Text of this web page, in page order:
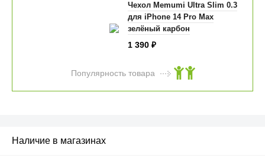
Чехол Memumi Ultra Slim 0.3
для iPhone 14 Pro Max
зелёный карбон
1 390 ₽
Популярность товара
Наличие в магазинах